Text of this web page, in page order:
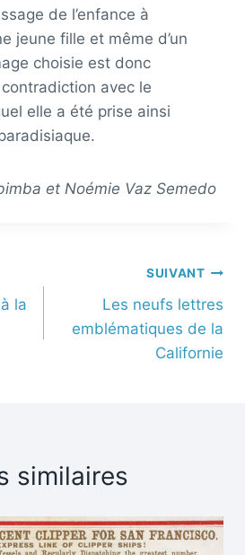
de l’enfance à
jeune fille et même d’un
choisie est donc
avec le
elle a été prise ainsi
et Noémie Vaz Semedo
la
SUIVANT
Les neufs lettres
emblématiques de la
Californie
similaires